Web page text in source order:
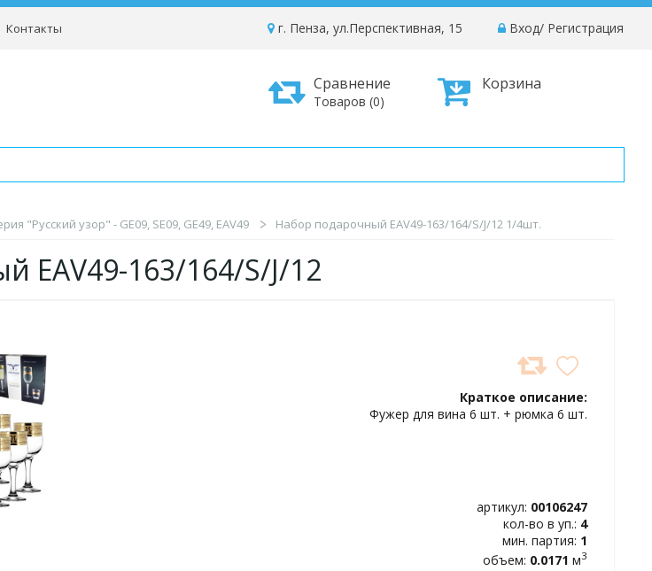
Контакты Вход/ Регистрация
г. Пенза, ул.Перспективная, 15
Корзина
Сравнение
Товаров (0)
"Русский узор" - GE09, SE09, GE49, EAV49 Набор подарочный EAV49-163/164/S/J/12 1/4шт.
EAV49-163/164/S/J/12
Краткое описание:
Фужер для вина 6 шт. + рюмка 6 шт.
артикул: 00106247
кол-во в уп.: 4
мин. партия: 1
объем: 0.0171 м3